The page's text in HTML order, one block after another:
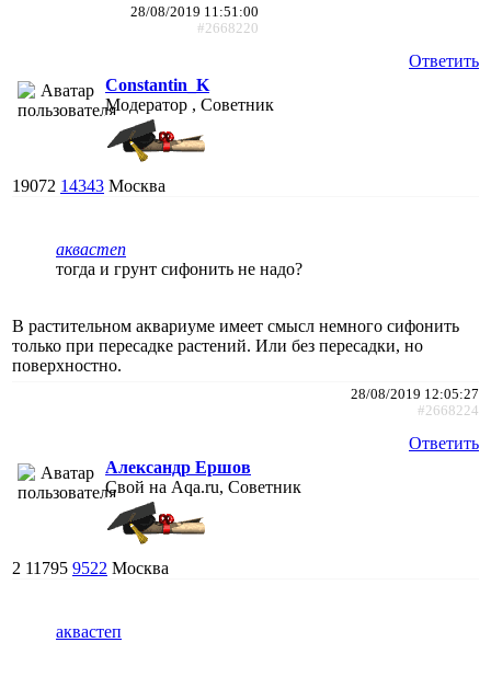
28/08/2019 11:51:00
#2668220
Ответить
Constantin_K
Модератор , Советник
19072 14343 Москва
аквастеп
тогда и грунт сифонить не надо?
В растительном аквариуме имеет смысл немного сифонить
только при пересадке растений. Или без пересадки, но
поверхностно.
28/08/2019 12:05:27
#2668224
Ответить
Александр Ершов
Свой на Aqa.ru, Советник
2 11795 9522 Москва
аквастеп